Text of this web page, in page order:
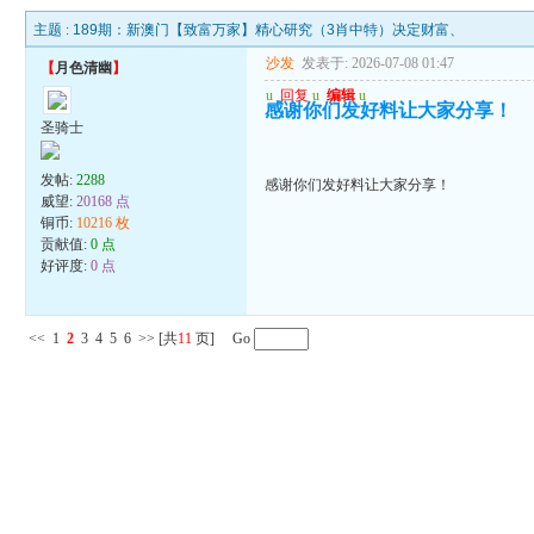
主题 : 189期：新澳门【致富万家】精心研究（3肖中特）决定财富、
【月色清幽 】
圣骑士
发帖:2288
威望:20168 点
铜币: 10216 枚
贡献值:0 点
好评度:0 点
沙发 发表于: 2026-07-08 01:47
u 回复 u 编辑 u
感谢你们发好料让大家分享！
感谢你们发好料让大家分享！
<< 1 2 3 4 5 6 >> [共11 页] Go